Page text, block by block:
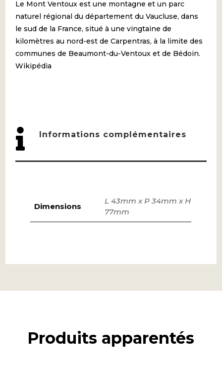
Le Mont Ventoux est une montagne et un parc
naturel régional du département du Vaucluse, dans
le sud de la France, situé à une vingtaine de
kilomètres au nord-est de Carpentras, à la limite des
communes de Beaumont-du-Ventoux et de Bédoin.
Wikipédia
 Informations complémentaires
Dimensions
L 43mm x P 34mm x H
77mm
Produits apparentés